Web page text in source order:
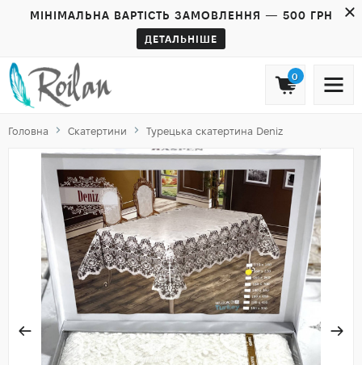
МІНІМАЛЬНА ВАРТІСТЬ ЗАМОВЛЕННЯ — 500 ГРН
ДЕТАЛЬНІШЕ
0
Головна Скатертини Турецька скатертина Deniz